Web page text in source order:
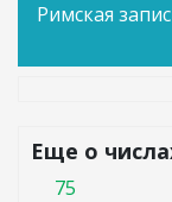
Римская
Еще о
75